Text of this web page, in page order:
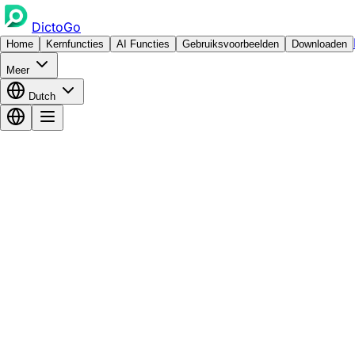
DictoGo
Home Kernfuncties AI Functies Gebruiksvoorbeelden Downloaden
Meer
Dutch